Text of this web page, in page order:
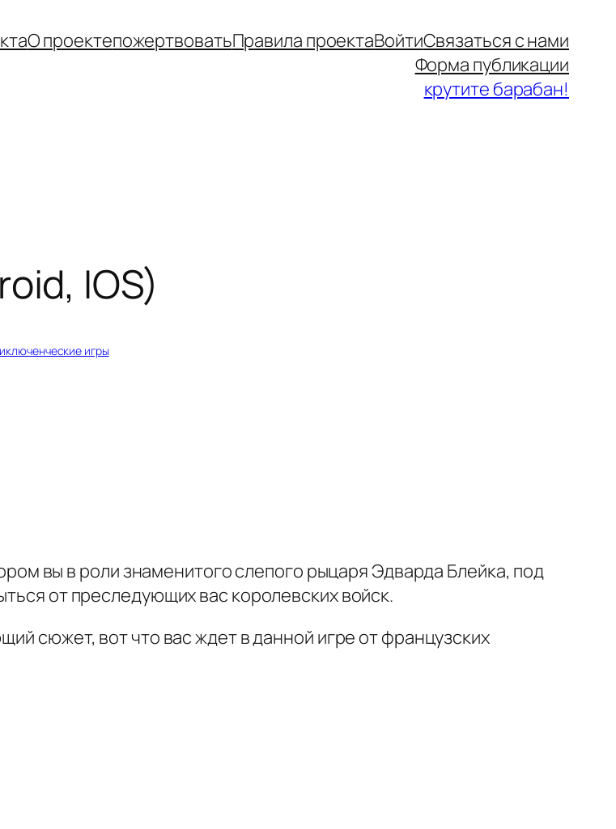
О проектепожертвоватьПравила проектаВойтиСвязаться с нами
Форма публикации
крутите барабан!
IOS)
игры
вы в роли знаменитого слепого рыцаря Эдварда Блейка, под
от преследующих вас королевских войск.
сюжет, вот что вас ждет в данной игре от французских